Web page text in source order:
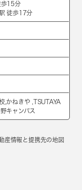
歩15分
徒歩17分
,かねきや ,TSUTAYA
キャンパス
産情報と提携先の地図